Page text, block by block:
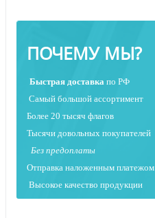
ПОЧЕМУ МЫ?
Быстрая доставка по РФ
Самый большой ассортимент
Более 20 тысяч флагов
Тысячи довольных покупателей
Без предоплаты
Отправка наложенным платежом
Высокое качество продукции